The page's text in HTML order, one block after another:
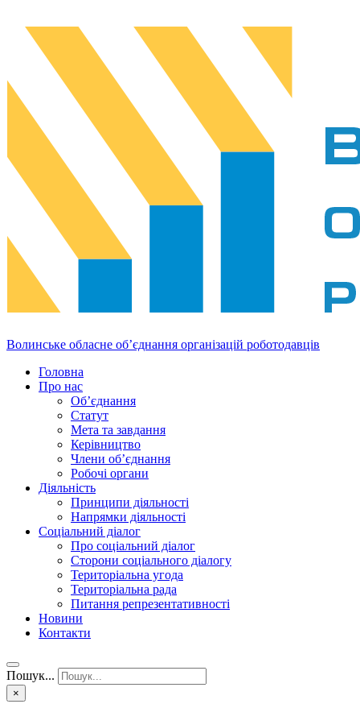
Волинське обласне об’єднання організацій роботодавців
Головна
Про нас
Об’єднання
Статут
Мета та завдання
Керівництво
Члени об’єднання
Робочі органи
Діяльність
Принципи діяльності
Напрямки діяльності
Соціальний діалог
Про соціальний діалог
Сторони соціального діалогу
Територіальна угода
Територіальна рада
Питання репрезентативності
Новини
Контакти
Пошук...
×